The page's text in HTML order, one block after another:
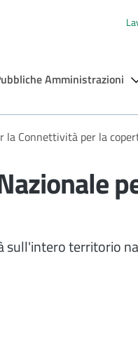
Amministrazioni
la Connettività per la
sull'intero territorio